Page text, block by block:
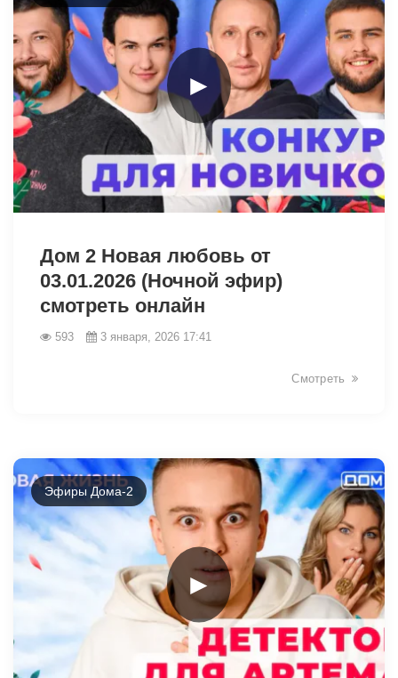
►
Дом 2 Новая любовь от
03.01.2026 (Ночной эфир)
смотреть онлайн
593 3 января, 2026 17:41
Смотреть
►
Эфиры Дома-2